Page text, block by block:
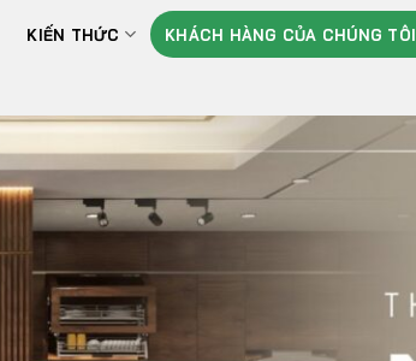
KIẾN THỨC KHÁCH HÀNG CỦA CHÚNG TÔI